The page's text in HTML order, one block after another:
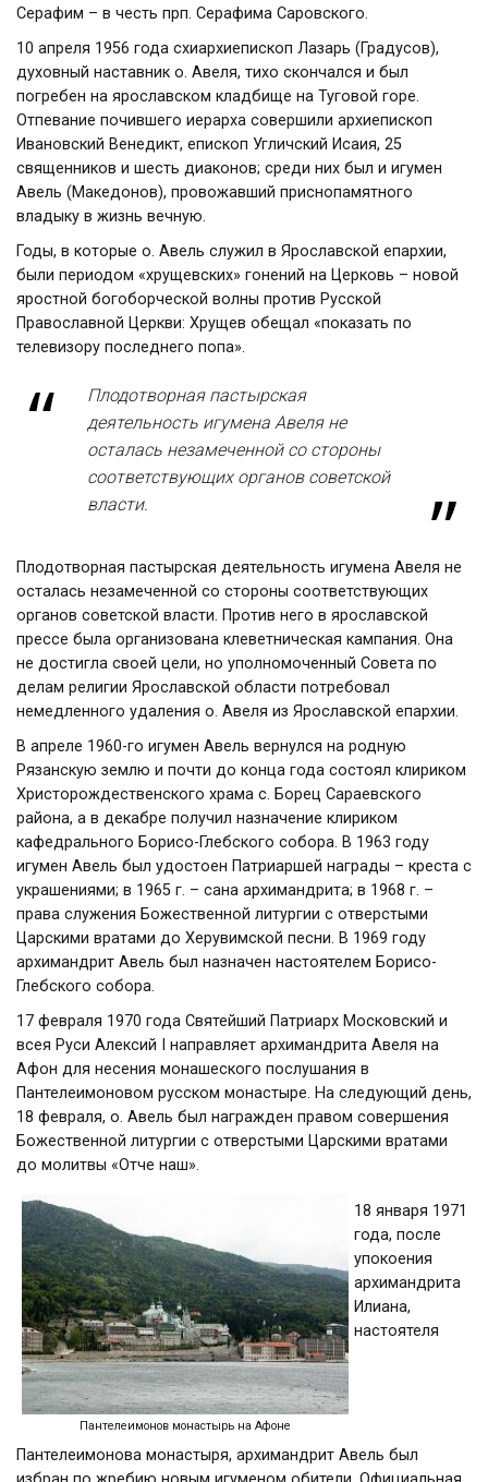
Серафим – в честь прп. Серафима Саровского.
10 апреля 1956 года схиархиепископ Лазарь (Градусов),
духовный наставник о. Авеля, тихо скончался и был
погребен на ярославском кладбище на Туговой горе.
Отпевание почившего иерарха совершили архиепископ
Ивановский Венедикт, епископ Угличский Исаия, 25
священников и шесть диаконов; среди них был и игумен
Авель (Македонов), провожавший приснопамятного
владыку в жизнь вечную.
Годы, в которые о. Авель служил в Ярославской епархии,
были периодом «хрущевских» гонений на Церковь – новой
яростной богоборческой волны против Русской
Православной Церкви: Хрущев обещал «показать по
телевизору последнего попа».
Плодотворная пастырская
деятельность игумена Авеля не
осталась незамеченной со стороны
соответствующих органов советской
власти.
Плодотворная пастырская деятельность игумена Авеля не
осталась незамеченной со стороны соответствующих
органов советской власти. Против него в ярославской
прессе была организована клеветническая кампания. Она
не достигла своей цели, но уполномоченный Совета по
делам религии Ярославской области потребовал
немедленного удаления о. Авеля из Ярославской епархии.
В апреле 1960-го игумен Авель вернулся на родную
Рязанскую землю и почти до конца года состоял клириком
Христорождественского храма с. Борец Сараевского
района, а в декабре получил назначение клириком
кафедрального Борисо-Глебского собора. В 1963 году
игумен Авель был удостоен Патриаршей награды – креста с
украшениями; в 1965 г. – сана архимандрита; в 1968 г. –
права служения Божественной литургии с отверстыми
Царскими вратами до Херувимской песни. В 1969 году
архимандрит Авель был назначен настоятелем Борисо-
Глебского собора.
17 февраля 1970 года Святейший Патриарх Московский и
всея Руси Алексий I направляет архимандрита Авеля на
Афон для несения монашеского послушания в
Пантелеимоновом русском монастыре. На следующий день,
18 февраля, о. Авель был награжден правом совершения
Божественной литургии с отверстыми Царскими вратами
до молитвы «Отче наш».
Пантелеимонов монастырь на Афоне
18 января 1971
года, после
упокоения
архимандрита
Илиана,
настоятеля
Пантелеимонова монастыря, архимандрит Авель был